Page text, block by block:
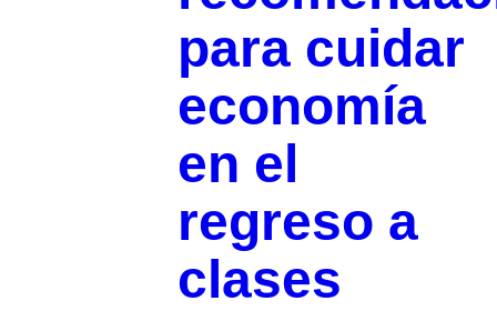
para cuidar
economía
en el
regreso a
clases